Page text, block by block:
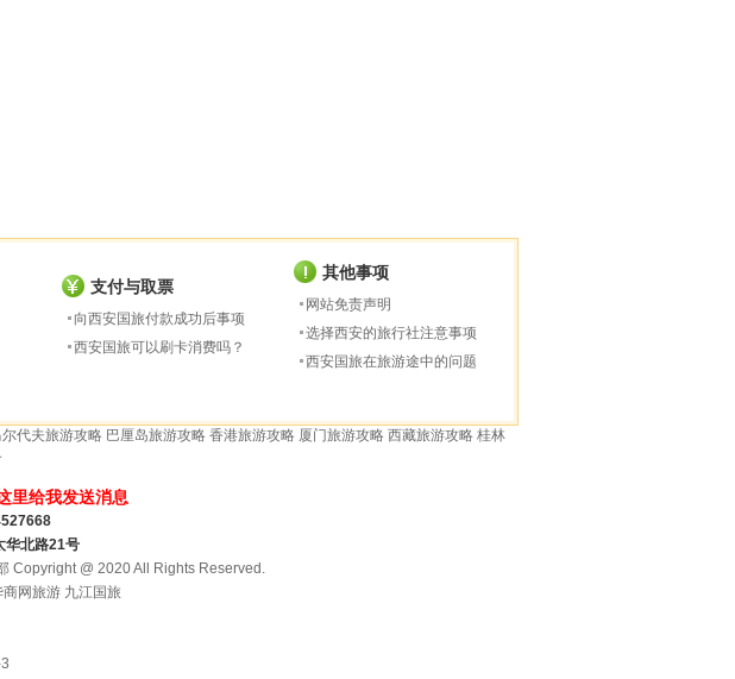
支付与取票
向西安国旅付款成功后事项
西安国旅可以刷卡消费吗？
其他事项
网站免责声明
选择西安的旅行社注意事项
西安国旅在旅游途中的问题
代夫旅游攻略 巴厘岛旅游攻略 香港旅游攻略 厦门旅游攻略 西藏旅游攻略 桂林
华北路21号
Copyright @ 2020 All Rights Reserved.
商网旅游 九江国旅